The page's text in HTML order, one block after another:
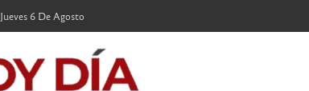
Jueves 6 De Agosto